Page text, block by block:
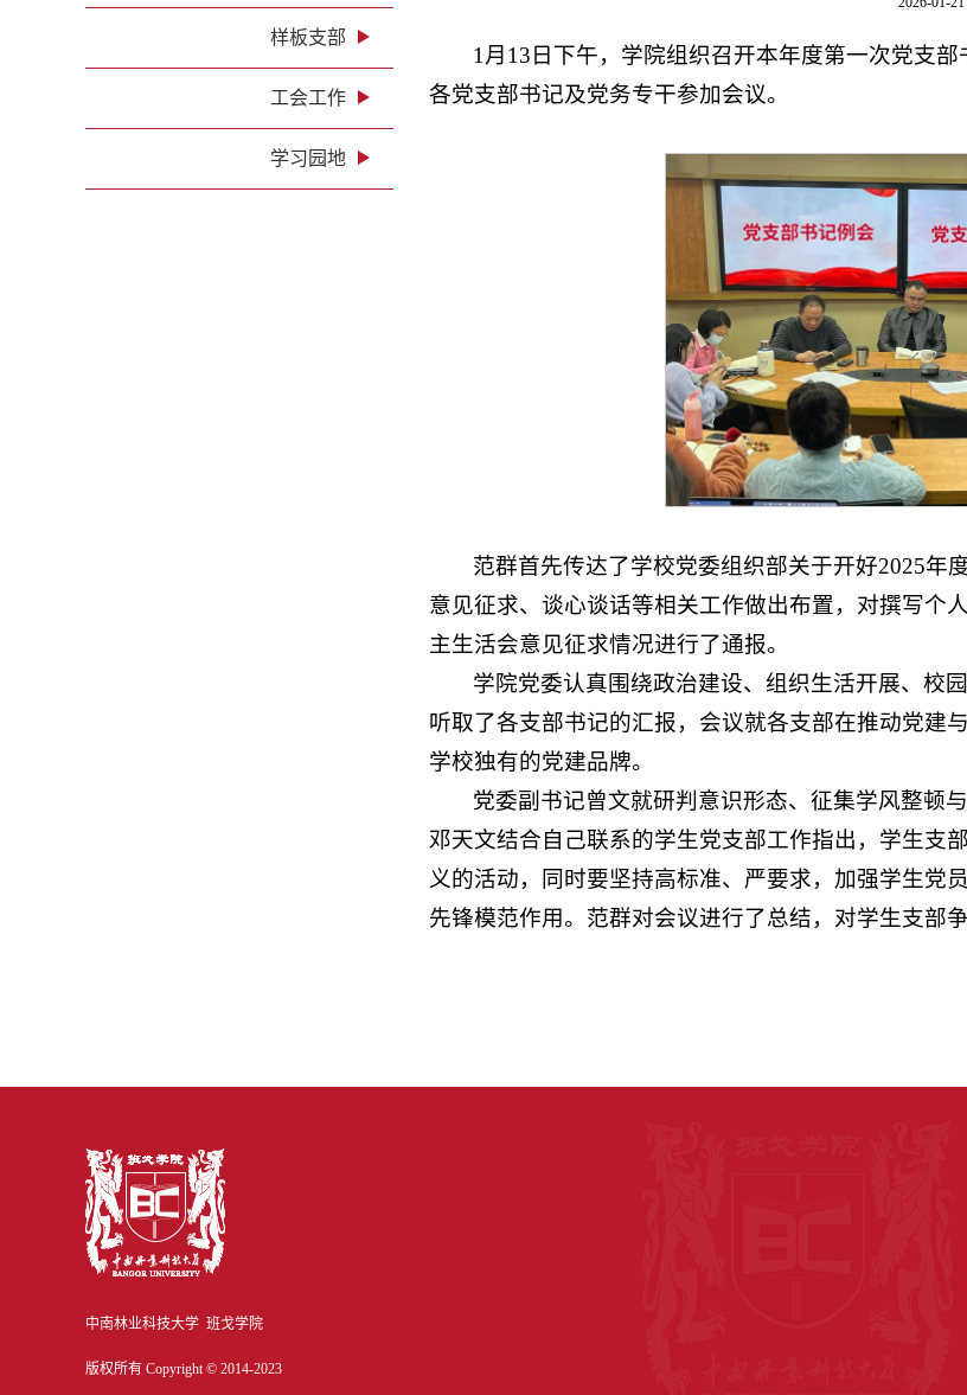
样板支部
工会工作
学习园地
1月13日下午，学院组织召开本年度第一次党支
各党支部书记及党务专干参加会议。
范群首先传达了学校党委组织部关于开好2025年
意见征求、谈心谈话等相关工作做出布置，对撰写个
主生活会意见征求情况进行了通报。
学院党委认真围绕政治建设、组织生活开展、校
听取了各支部书记的汇报，会议就各支部在推动党建
学校独有的党建品牌。
党委副书记曾文就研判意识形态、征集学风整顿
邓天文结合自己联系的学生党支部工作指出，学生支
义的活动，同时要坚持高标准、严要求，加强学生党
先锋模范作用。范群对会议进行了总结，对学生支部
中南林业科技大学 班戈学院
版权所有 Copyright © 2014-2023